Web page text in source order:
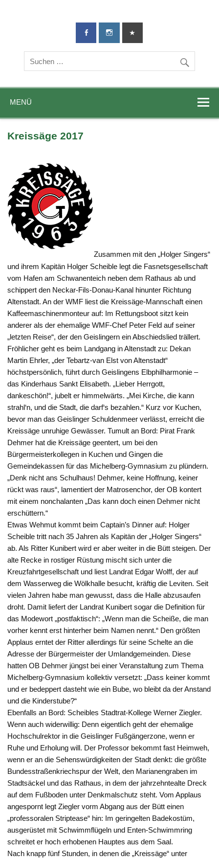
TG-Geislingen
DIE Sportadresse in Geislingen!
MENÜ
Kreissäge 2017
Zusammen mit den „Holger Singers“
und ihrem Kapitän Holger Scheible legt die Fasnetsgesellschaft
vom Hafen am Schwanenteich neben dem Rathaus ab und
schippert den Ne­ckar-Fils-Donau-Kanal hinunter Richtung
Altenstadt. An der WMF liest die Kreissäge-Mannschaft einen
Kaffeemaschinenmonteur auf: Im Rettungsboot sitzt kein
anderer als der ehemalige WMF-Chef Peter Feld auf seiner
„letzten Reise“, der den Geislingern ein Abschiedslied trällert.
Fröhlicher geht es beim Landgang in Altenstadt zu: Dekan
Martin Ehrler, „der Tebartz-van Elst von Altenstadt“
höchstpersönlich, führt durch Geislingens Elbphilharmonie –
das Kinderhaus Sankt Elisabeth. „Lieber Herrgott,
dankeschön!“, jubelt er himmelwärts. „Mei Kirche, die kann
strahl‘n, und die Stadt, die darf‘s bezahlen.“ Kurz vor Kuchen,
bevor man das Geislinger Schuldenmeer verlässt, erreicht die
Kreissäge unruhige Gewässer. Tumult an Bord: Pirat Frank
Dehmer hat die Kreissäge geentert, um bei den
Bürgermeisterkollegen in Kuchen und Gingen die
Gemeindekassen für das Michelberg-Gymnasium zu plündern.
„Denk nicht ans Schulhaus! Dehmer, keine Hoffnung, keiner
rückt was raus“, lamentiert der Matrosenchor, der OB kontert
mit einem nonchalanten „Das kann doch einen Dehmer nicht
erschüttern.“
Etwas Wehmut kommt beim Captain’s Dinner auf: Holger
Scheible tritt nach 35 Jahren als Kapitän der „Holger Singers“
ab. Als Ritter Kunibert wird er aber weiter in die Bütt steigen. Der
alte Recke in rostiger Rüstung mischt sich unter die
Kreuzfahrtgesellschaft und liest Landrat Edgar Wolff, der auf
dem Wasserweg die Wölkhalle besucht, kräftig die Leviten. Seit
vielen Jahren habe man gewusst, dass die Halle abzusaufen
droht. Damit liefert der Landrat Kunibert sogar die Definition für
das Modewort „postfaktisch“: „Wenn man die Scheiße, die man
vorher kennt erst hinterher beim Namen nennt.“ Den größten
Applaus erntet der Ritter allerdings für seine Schelte an die
Adresse der Bürgermeister der Umlandgemeinden. Diese
hatten OB Dehmer jüngst bei einer Veranstaltung zum Thema
Michelberg-Gymnasium kollektiv versetzt: „Dass keiner kommt
und er bedeppert dasteht wie ein Bube, wo bleibt da der Anstand
und die Kinderstube?“
Ebenfalls an Bord: Scheibles Stadtrat-Kollege Werner Ziegler.
Wenn auch widerwillig: Denn eigentlich geht der ehemalige
Hochschulrektor in die Geislinger Fußgängerzone, wenn er
Ruhe und Erholung will. Der Professor bekommt fast Heimweh,
wenn er an die Sehenswürdigkeiten der Stadt denkt: die größte
Bundesstraßenkriechspur der Welt, den Marianengraben im
Stadtsäckel und das Rathaus, in dem der jahrzehntealte Dreck
auf dem Fußboden unter Denkmalschutz steht. Vom Applaus
angespornt legt Ziegler vorm Abgang aus der Bütt einen
„professoralen Striptease“ hin: Im geringelten Badekostüm,
ausgerüstet mit Schwimmflügeln und Enten-Schwimmring
schreitet er hoch erhobenen Hauptes aus dem Saal.
Nach knapp fünf Stunden, in denen die „Kreissäge“ unter